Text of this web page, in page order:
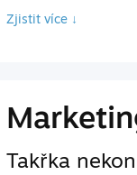
Zjistit více ↓
Takřka